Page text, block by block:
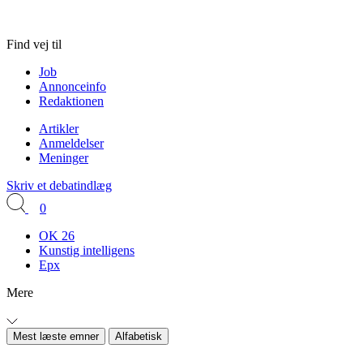
Find vej til
Job
Annonceinfo
Redaktionen
Artikler
Anmeldelser
Meninger
Skriv et debatindlæg
0
OK 26
Kunstig intelligens
Epx
Mere
Mest læste emner Alfabetisk